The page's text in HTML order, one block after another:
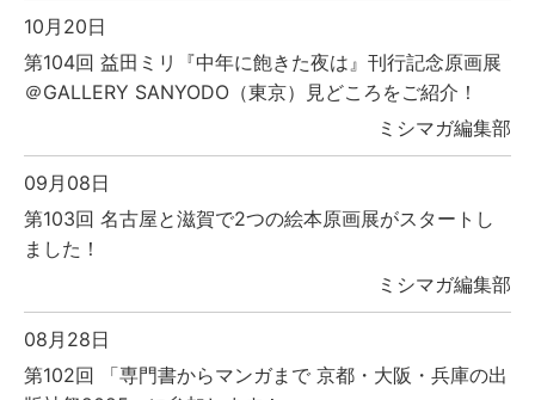
10月20日
第104回 益田ミリ『中年に飽きた夜は』刊行記念原画展
＠GALLERY SANYODO（東京）見どころをご紹介！
ミシマガ編集部
09月08日
第103回 名古屋と滋賀で2つの絵本原画展がスタートし
ました！
ミシマガ編集部
08月28日
第102回 「専門書からマンガまで 京都・大阪・兵庫の出